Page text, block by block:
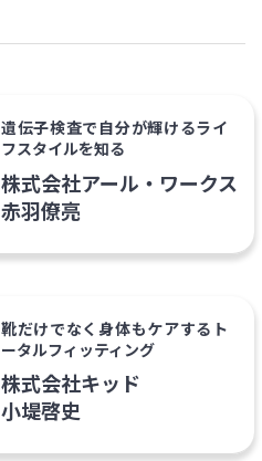
遺伝子検査で自分が輝けるライ
フスタイルを知る
株式会社アール・ワークス
赤羽僚亮
靴だけでなく身体もケアするト
ータルフィッティング
株式会社キッド
小堤啓史